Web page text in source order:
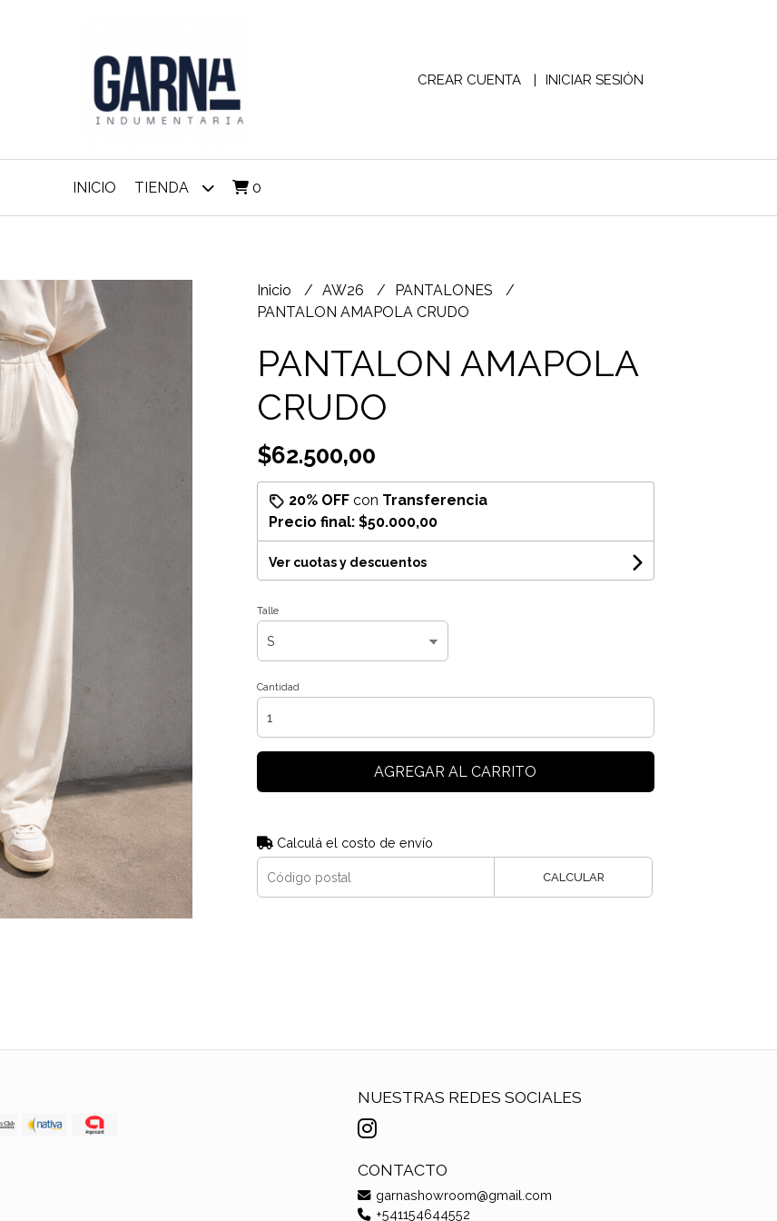
CREAR CUENTA INICIAR SESIÓN
INICIO TIENDA 0
Inicio AW26
PANTALONES
PANTALON AMAPOLA CRUDO
PANTALON AMAPOLA
CRUDO
$62.500,00
20% OFFcon Transferencia
Precio final: $50.000,00
Ver cuotas y descuentos
Talle
Cantidad
AGREGAR AL CARRITO
Calculá el costo de envío
CALCULAR
NUESTRAS REDES SOCIALES
CONTACTO
garnashowroom@gmail.com
+541154644552